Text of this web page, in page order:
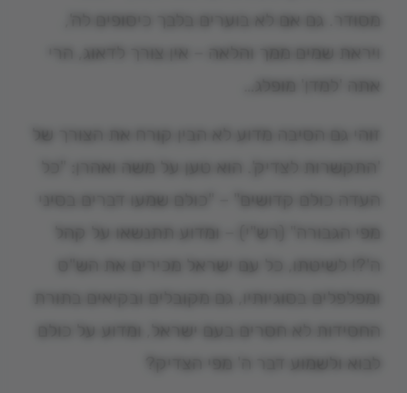
מסודר. גם אם לא בוערים בלבך כיסופים לה',
ויראת שמים ממך והלאה – אין צורך לדאוג, הרי
אתה 'למדן' מופלג…
זוהי גם הסיבה מדוע לא הבין קורח את הצורך של
'התקשרות לצדיק'. הוא טען על משה ואהרן: "כל
העדה כולם קדושים" – "כולם שמעו דברים בסיני
מפי הגבורה" (רש"י) – ומדוע תתנשאו על קהל
ה'?! לשיטתו, כל עם ישראל מכירים את הש"ס
ומפלפלים בסוגיותיו, גם מקובלים ובקיאים בתורת
החסידות לא חסרים בעם ישראל, ומדוע על כולם
לבוא ולשמוע דבר ה' מפי הצדיק?